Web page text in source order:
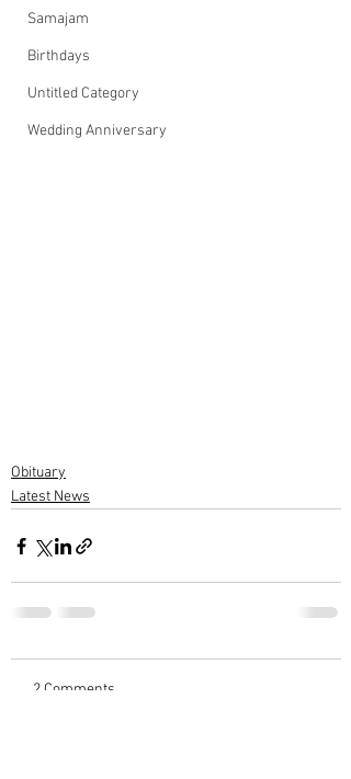
Samajam
Birthdays
Untitled Category
Wedding Anniversary
Obituary
Latest News
2 Comments